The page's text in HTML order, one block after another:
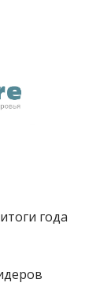
года